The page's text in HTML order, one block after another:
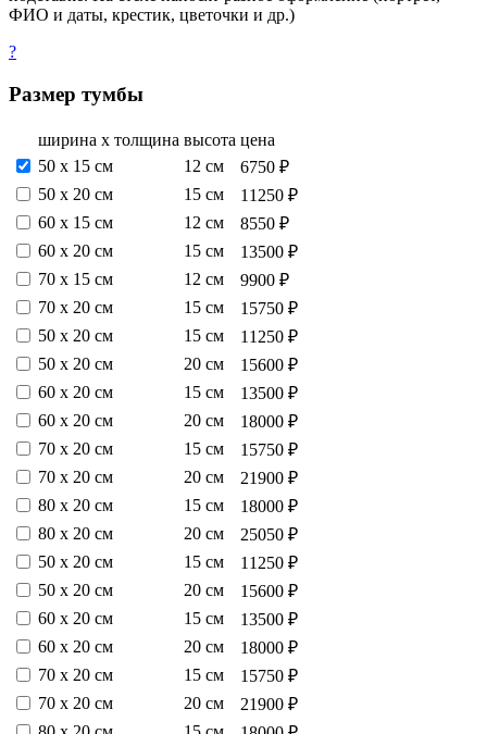
ФИО и даты, крестик, цветочки и др.)
?
Размер тумбы
ширина х толщина высота цена
50 х 15 см
12 см
6750 ₽
50 х 20 см
15 см
11250 ₽
60 х 15 см
12 см
8550 ₽
60 х 20 см
15 см
13500 ₽
70 х 15 см
12 см
9900 ₽
70 х 20 см
15 см
15750 ₽
50 х 20 см
15 см
11250 ₽
50 х 20 см
20 см
15600 ₽
60 х 20 см
15 см
13500 ₽
60 х 20 см
20 см
18000 ₽
70 х 20 см
15 см
15750 ₽
70 х 20 см
20 см
21900 ₽
80 х 20 см
15 см
18000 ₽
80 х 20 см
20 см
25050 ₽
50 х 20 см
15 см
11250 ₽
50 х 20 см
20 см
15600 ₽
60 х 20 см
15 см
13500 ₽
60 х 20 см
20 см
18000 ₽
70 х 20 см
15 см
15750 ₽
70 х 20 см
20 см
21900 ₽